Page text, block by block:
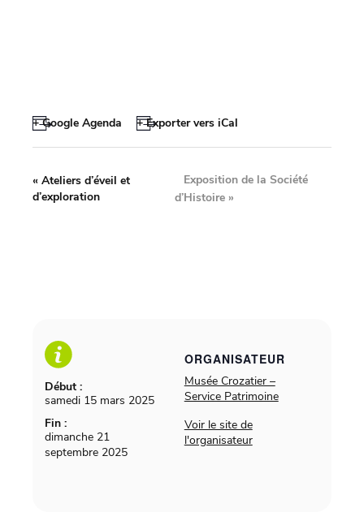
+ Google Agenda + Exporter vers iCal
Début :
samedi 15 mars 2025
Fin :
dimanche 21
septembre 2025
ORGANISATEUR
Musée Crozatier –
Service Patrimoine
Voir le site de
l'organisateur
« Ateliers d’éveil et
d’exploration
Exposition de la Société
d’Histoire »